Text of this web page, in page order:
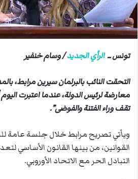
ل
ك
ت
و
تونس ــالرأي الجديد/ وسام خنفير
التحقت النائب بالبرلمان سيرين مرابط،
معارضة لرئيس الدولة، عندما اعتبرت
تقف وراء الفتنة والفوضى”.
ويأتي تصريح مرابط خلال جلسة عامة
القوانين، من بينها القانون الأساسي
التبادل الحر مع الاتحاد الأوروبي.